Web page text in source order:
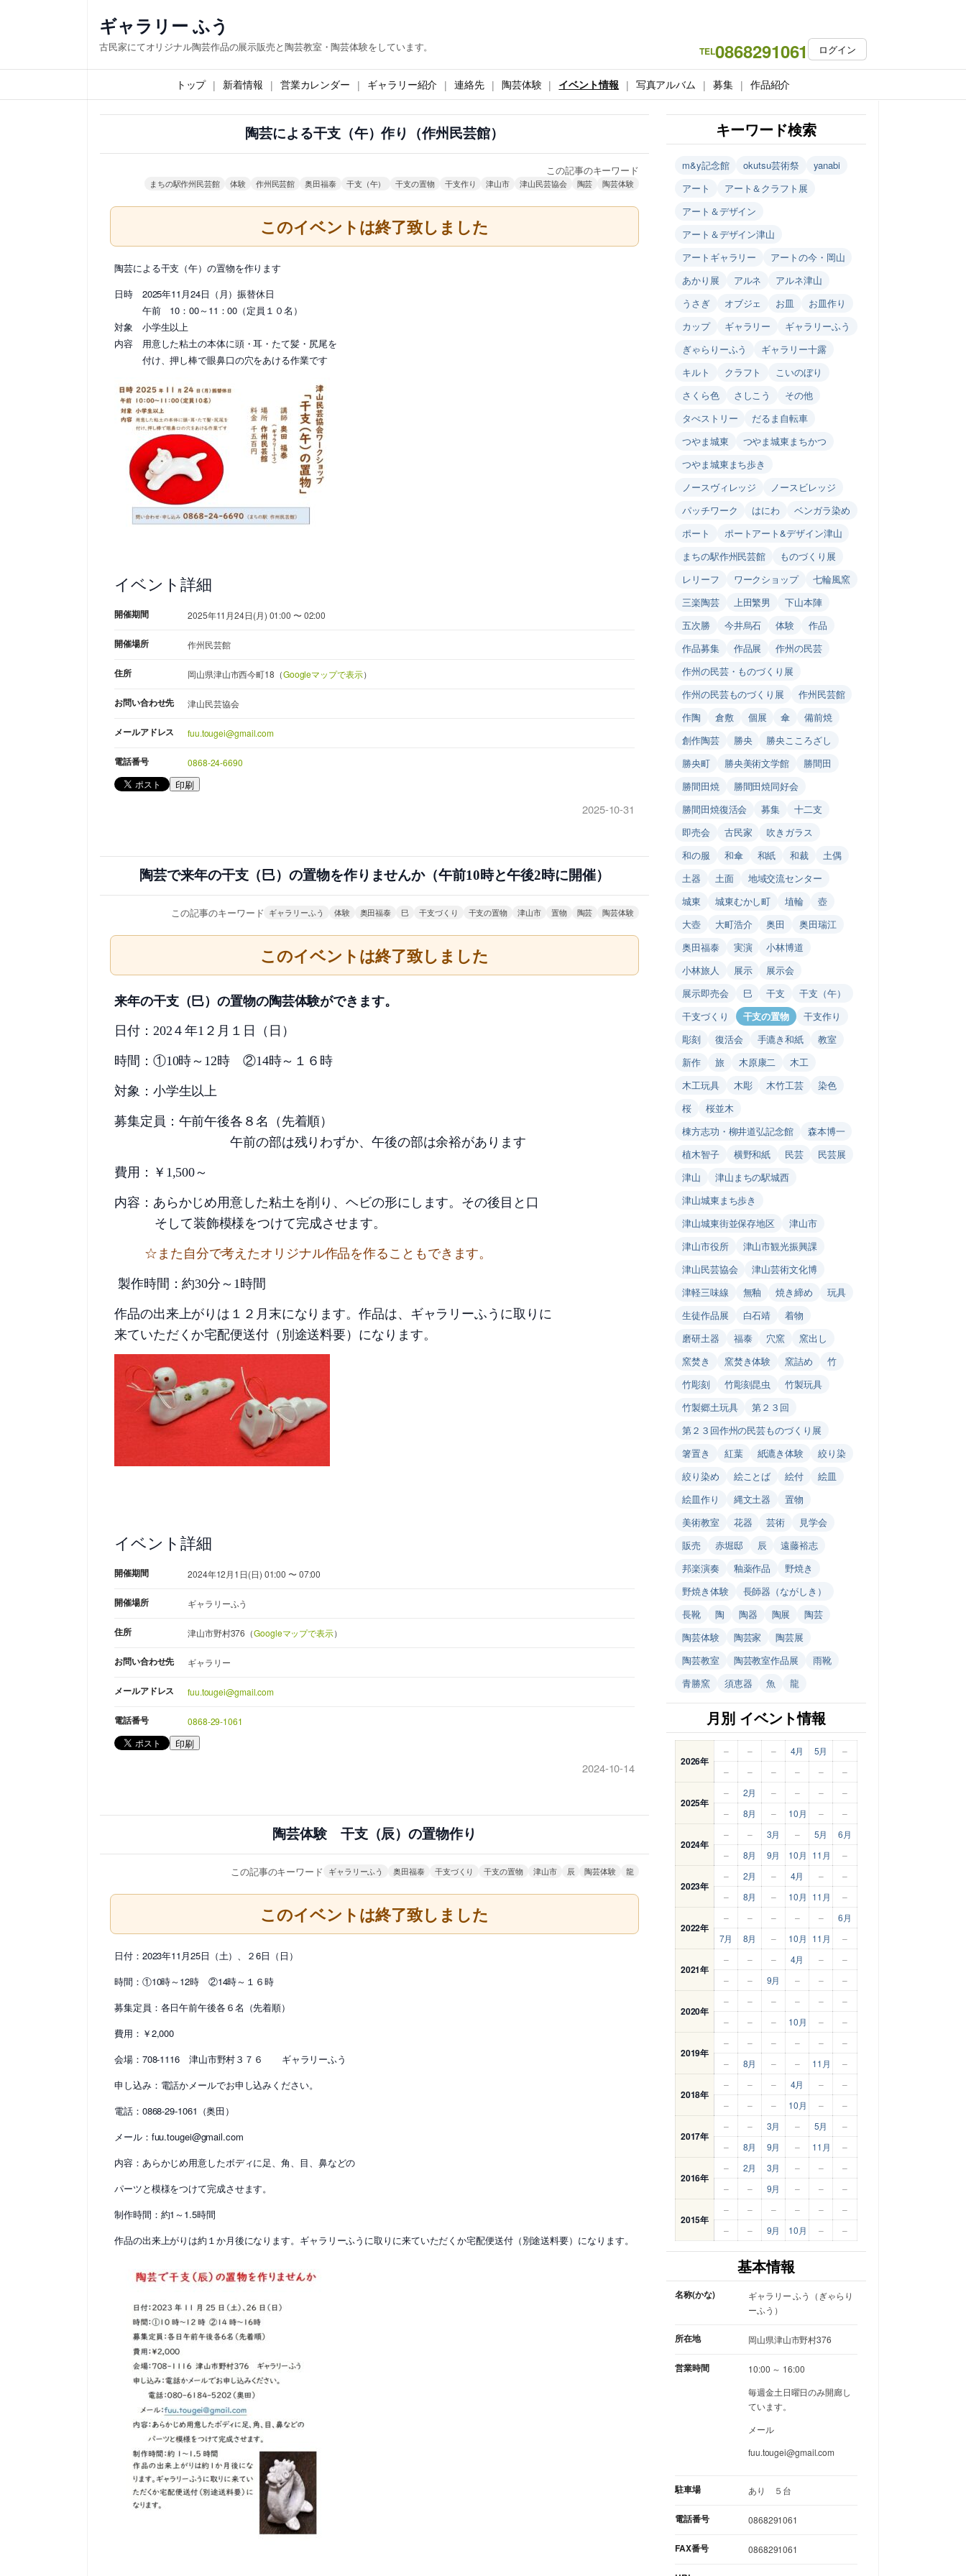
ス
キ
ギャラリー ふう
古民家にてオリジナル陶芸作品の展示販売と陶芸教室・陶芸体験をしています。 TEL0868291061 ログイン
トップ 新着情報 営業カレンダー ギャラリー紹介 連絡先 陶芸体験 イベント情報 写真アルバム 募集 作品紹介
陶芸による干支（午）作り（作州民芸館）
この記事のキーワード
まちの駅作州民芸館 体験 作州民芸館 奥田福泰 干支（午） 干支の置物 干支作り 津山市 津山民芸協会 陶芸 陶芸体験
このイベントは終了致しました
陶芸による干支（午）の置物を作ります
日時 2025年11月24日（月）振替休日
午前 10：00～11：00（定員１０名）
対象 小学生以上
内容 用意した粘土の本体に頭・耳・たて髪・尻尾を
付け、押し棒で眼鼻口の穴をあける作業です
イベント詳細
開催期間 2025年11月24日(月) 01:00 〜 02:00
開催場所 作州民芸館
住所 岡山県津山市西今町18（Googleマップで表示）
お問い合わせ先 津山民芸協会
メールアドレス fuu.tougei@gmail.com
電話番号 0868-24-6690
印刷
2025-10-31
陶芸で来年の干支（巳）の置物を作りませんか（午前10時と午後2時に開催）
この記事のキーワード ギャラリーふう 体験 奥田福泰 巳 干支づくり 干支の置物 津山市 置物 陶芸 陶芸体験
このイベントは終了致しました
来年の干支（巳）の置物の陶芸体験ができます。
日 付： 202 ４年1 ２月１日（日）
時間：①10時～ 12時 ②14時～１６時
対象：小学生以上
募集定員：午前午後各８名（先着順）
午前の部は残りわずか、午後の部は余裕があります
費用：￥ 1,500～
内容：あらかじめ用意した粘土を削り、ヘビの形にします。その後目と口
そして装飾模様をつけて完成させます。
☆また自分で考えたオリジナル作品を作ることもできます。
製作時間：約30分～ 1時間
作品の出来上がりは１２月末になります。作品は、ギャラリーふうに取りに
来ていただくか宅配便送付（別途送料要）になります。
イベント詳細
開催期間 2024年12月1日(日) 01:00 〜 07:00
開催場所 ギャラリーふう
住所 津山市野村376（Googleマップで表示）
お問い合わせ先 ギャラリー
メールアドレス fuu.tougei@gmail.com
電話番号 0868-29-1061
印刷
2024-10-14
陶芸体験 干支（辰）の置物作り
この記事のキーワード ギャラリーふう 奥田福泰 干支づくり 干支の置物 津山市 辰 陶芸体験 龍
このイベントは終了致しました
日付：2023年11月25日（土）、２6日（日）
時間：①10時～12時 ②14時～１６時
募集定員：各日午前午後各６名（先着順）
費用：￥2,000
会場：708-1116 津山市野村３７６ ギャラリーふう
申し込み：電話かメールでお申し込みください。
電話：0868-29-1061（奥田）
メール：fuu.tougei@gmail.com
内容：あらかじめ用意したボディに足、角、目、鼻などの
パーツと模様をつけて完成させます。
制作時間：約1～1.5時間
作品の出来上がりは約１か月後になります。ギャラリーふうに取りに来ていただくか宅配便送付（別途送料要）になります。
キーワード検索
m&y記念館 okutsu芸術祭
yanabi
アート
アート＆クラフト展
アート＆デザイン
アート＆デザイン津山
アートギャラリー
アートの今・岡山
あかり展
アルネ
アルネ津山
うさぎ
オブジェ お皿
お皿作り
カップ
ギャラリー
ギャラリーふう
ぎゃらりーふう
ギャラリー十露
キルト
クラフト
こいのぼり
さくら色
さしこう
その他
タぺストリー
だるま自転車
つやま城東
つやま城東まちかつ
つやま城東まち歩き
ノースヴィレッジ
ノースビレッジ
パッチワーク
はにわ
ベンガラ染め
ポート
ポートアート&デザイン津山
まちの駅作州民芸館
ものづくり展
レリーフ
ワークショップ
七輪風窯
三楽陶芸
上田繁男
下山本陣
五次勝
今井烏石 体験
作品
作品募集
作品展
作州の民芸
作州の民芸・ものづくり展
作州の民芸ものづくり展
作州民芸館
作陶
倉敷 個展 傘
備前焼
創作陶芸
勝央
勝央こころざし
勝央町
勝央美術文学館
勝間田
勝間田焼
勝間田焼同好会
勝間田焼復活会
募集
十二支
即売会
古民家
吹きガラス
和の服
和傘 和紙 和裁
土偶
土器
土面
地域交流センター
城東
城東むかし町 埴輪
壺
大壺
大町浩介 奥田
奥田瑞江
奥田福泰
実演
小林博道
小林旅人
展示
展示会
展示即売会
巳 干支
干支（午）
干支づくり
干支の置物
干支作り
彫刻
復活会 手漉き和紙
教室
新作
旅 木原康二
木工
木工玩具
木彫 木竹工芸
染色
桜
桜並木
棟方志功・柳井道弘記念館
森本博一
植木智子
横野和紙 民芸
民芸展
津山
津山まちの駅城西
津山城東まち歩き
津山城東街並保存地区
津山市
津山市役所
津山市観光振興課
津山民芸協会
津山芸術文化博
津軽三味線
無釉 焼き締め
玩具
生徒作品展
白石靖
着物
磨研土器
福泰 穴窯
窯出し
窯焚き
窯焚き体験 窯詰め
竹
竹彫刻
竹彫刻昆虫
竹製玩具
竹製郷土玩具
第２３回
第２３回作州の民芸ものづくり展
箸置き
紅葉 紙漉き体験
絞り染
絞り染め
絵ことば 絵付
絵皿
絵皿作り
縄文土器
置物
美術教室
花器 芸術
見学会
販売
赤堀邸 辰
遠藤裕志
邦楽演奏
釉薬作品
野焼き
野焼き体験
長師器（ながしき）
長靴
陶 陶器 陶展
陶芸
陶芸体験
陶芸家
陶芸展
陶芸教室
陶芸教室作品展
雨靴
青勝窯
須恵器 魚 龍
月別 イベント情報
2026年
– – – 4月 5月
–
–
– – – – –
2025年
– 2月 – – –
–
–
8月 – 10月 – –
2024年
– – 3月 – 5月
6月
–
8月 9月 10月 11月 –
2023年
– 2月 – 4月 –
–
–
8月 – 10月 11月 –
2022年
– – – – –
6月
7月
8月 – 10月 11月 –
2021年
– – – 4月 –
–
–
– 9月 – – –
2020年
– – – – –
–
–
– – 10月 – –
2019年
– – – – –
–
–
8月 – – 11月 –
2018年
– – – 4月 –
–
–
– – 10月 – –
2017年
– – 3月 – 5月
–
–
8月 9月 – 11月 –
2016年
– 2月 3月 – –
–
–
– 9月 – – –
2015年
– – – – –
–
–
– 9月 10月 – –
基本情報
名称(かな)
ギャラリー ふう（ぎゃらり
ーふう）
所在地 岡山県津山市野村376
営業時間
10:00 ～ 16:00
毎週金土日曜日のみ開廊し
ています。
メール
fuu.tougei@gmail.com
駐車場 あり ５台
電話番号 0868291061
FAX番号 0868291061